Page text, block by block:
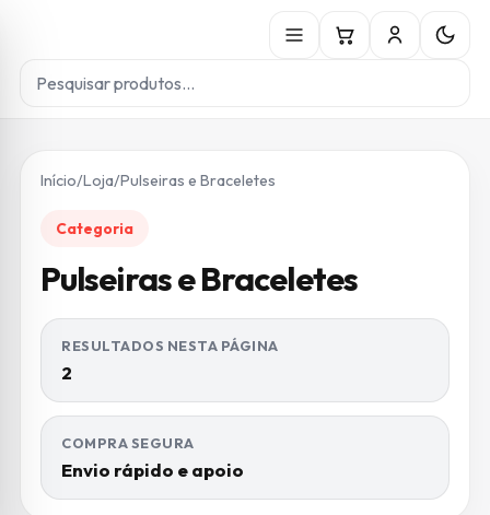
Início/Loja/Pulseiras e Braceletes
Categoria
Pulseiras e Braceletes
RESULTADOS NESTA PÁGINA
2
COMPRA SEGURA
Envio rápido e apoio